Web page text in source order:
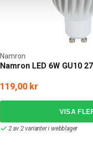
Namron LED 6W GU10
Namron
119,00 kr
2 av 2 varianter i webblager